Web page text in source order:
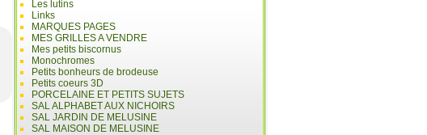
Les lutins
Links
MARQUES PAGES
MES GRILLES A VENDRE
Mes petits biscornus
Monochromes
Petits bonheurs de brodeuse
Petits coeurs 3D
PORCELAINE ET PETITS SUJETS
SAL ALPHABET AUX NICHOIRS
SAL JARDIN DE MELUSINE
SAL MAISON DE MELUSINE